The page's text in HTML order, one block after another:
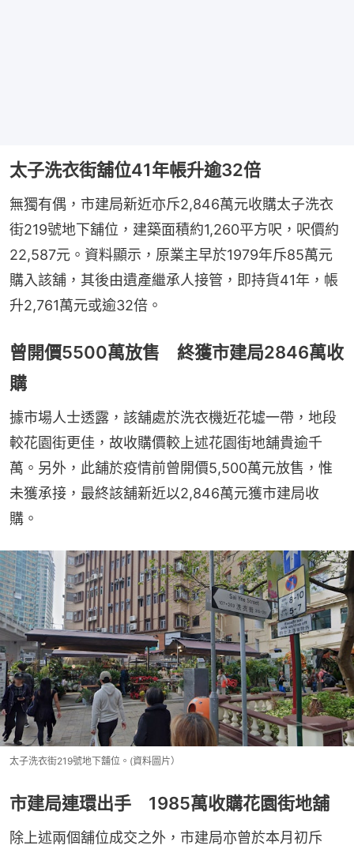
太子洗衣街舖位41年帳升逾32倍
無獨有偶，市建局新近亦斥2,846萬元收購太子洗衣
街219號地下舖位，建築面積約1,260平方呎，呎價約
22,587元。資料顯示，原業主早於1979年斥85萬元
購入該舖，其後由遺產繼承人接管，即持貨41年，帳
升2,761萬元或逾32倍。
曾開價5500萬放售 終獲市建局2846萬收
購
據市場人士透露，該舖處於洗衣機近花墟一帶，地段
較花園街更佳，故收購價較上述花園街地舖貴逾千
萬。另外，此舖於疫情前曾開價5,500萬元放售，惟
未獲承接，最終該舖新近以2,846萬元獲市建局收
購。
太子洗衣街219號地下舖位。(資料圖片）
市建局連環出手 1985萬收購花園街地舖
除上述兩個舖位成交之外，市建局亦曾於本月初斥